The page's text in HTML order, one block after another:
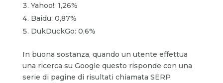
Yahoo!: 1,26%
Baidu: 0,87%
DukDuckGo: 0,6%
In buona sostanza, quando un utente effettua
una ricerca su Google questo risponde con una
serie di pagine di risultati chiamata SERP